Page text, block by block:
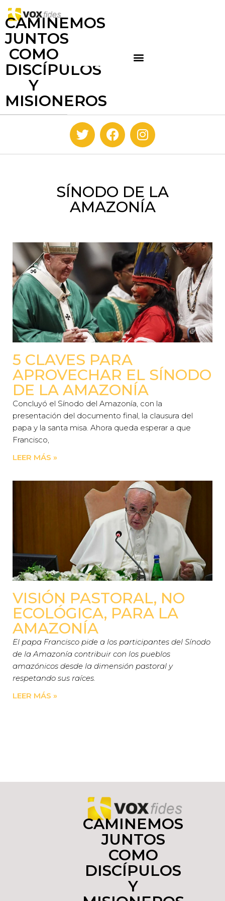
CAMINEMOS
JUNTOS
COMO
DISCÍPULOS
Y
MISIONEROS
SÍNODO DE LA
AMAZONÍA
5 CLAVES PARA
APROVECHAR EL SÍNODO
DE LA AMAZONÍA
Concluyó el Sínodo del Amazonía, con la
presentación del documento final, la clausura del
papa y la santa misa. Ahora queda esperar a que
Francisco,
LEER MÁS »
VISIÓN PASTORAL, NO
ECOLÓGICA, PARA LA
AMAZONÍA
El papa Francisco pide a los participantes del Sínodo
de la Amazonía contribuir con los pueblos
amazónicos desde la dimensión pastoral y
respetando sus raíces.
LEER MÁS »
CAMINEMOS
JUNTOS
COMO
DISCÍPULOS
Y